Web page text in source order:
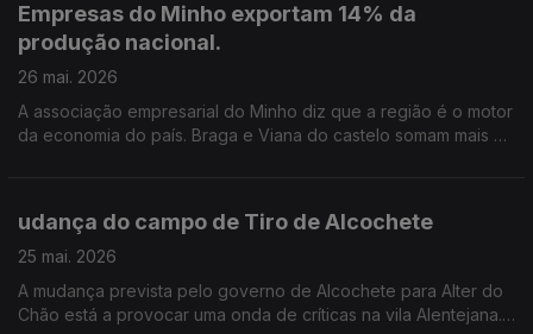
Empresas do Minho exportam 14% da
produção nacional.
26 mai. 2026
A associação empresarial do Minho diz que a região é o motor
da economia do país. Braga e Viana do castelo somam mais de
udança do campo de Tiro de Alcochete
25 mai. 2026
A mudança prevista pelo governo de Alcochete para Alter do
Chão está a provocar uma onda de críticas na vila Alentejana.